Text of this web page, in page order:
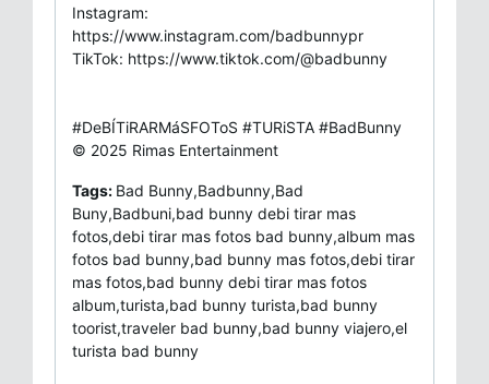
Instagram:
https://www.instagram.com/badbunnypr​
TikTok: https://www.tiktok.com/@badbunny
#DeBÍTiRARMáSFOToS​ #TURiSTA #BadBunny
© 2025 Rimas Entertainment
Tags: Bad Bunny,Badbunny,Bad
Buny,Badbuni,bad bunny debi tirar mas
fotos,debi tirar mas fotos bad bunny,album mas
fotos bad bunny,bad bunny mas fotos,debi tirar
mas fotos,bad bunny debi tirar mas fotos
album,turista,bad bunny turista,bad bunny
toorist,traveler bad bunny,bad bunny viajero,el
turista bad bunny